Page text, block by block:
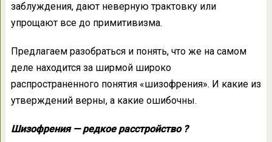
заблуждения, дают неверную трактовку или
упрощают все до примитивизма.
Предлагаем разобраться и понять, что же на самом
деле находится за ширмой широко
распространенного понятия «шизофрения». И какие из
утверждений верны, а какие ошибочны.
Шизофрения — редкое расстройство ?